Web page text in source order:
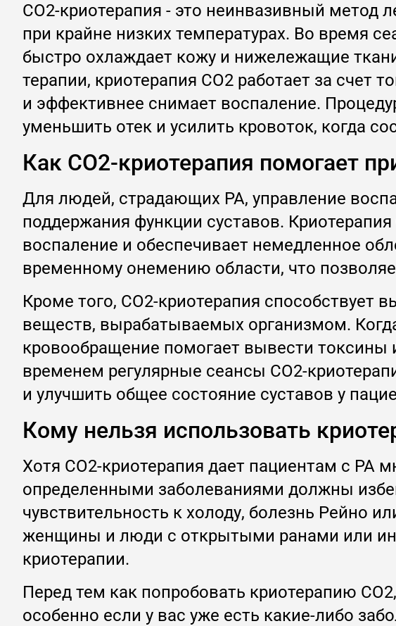
CO2-криотерапия - это неинвазивный метод
при крайне низких температурах. Во время
быстро охлаждает кожу и нижележащие
терапии, криотерапия CO2 работает за счет
и эффективнее снимает воспаление.
уменьшить отек и усилить кровоток, когда
Как CO2-криотерапия помогает
Для людей, страдающих РА, управление
поддержания функции суставов.
воспаление и обеспечивает немедленное
временному онемению области, что
Кроме того, CO2-криотерапия
веществ, вырабатываемых организмом.
кровообращение помогает вывести токсины
временем регулярные сеансы CO2-
и улучшить общее состояние суставов у
Кому нельзя использовать
Хотя CO2-криотерапия дает пациентам с РА
определенными заболеваниями должны
чувствительность к холоду, болезнь Рейно
женщины и люди с открытыми ранами или
криотерапии.
Перед тем как попробовать криотерапию
особенно если у вас уже есть какие-либо